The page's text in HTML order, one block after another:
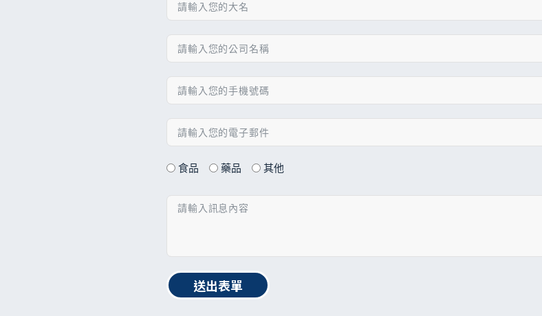
食品 藥品 其他
送出表單